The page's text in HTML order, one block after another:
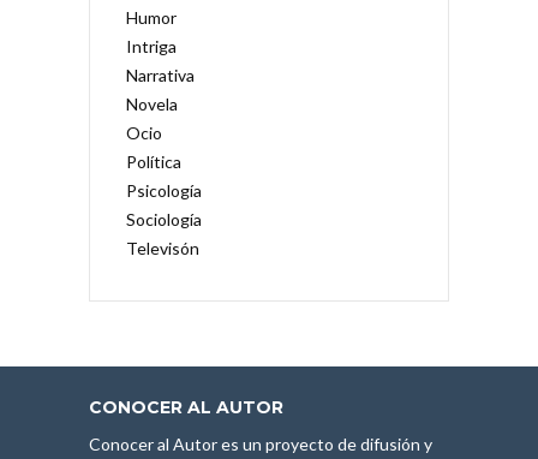
Humor
Intriga
Narrativa
Novela
Ocio
Política
Psicología
Sociología
Televisón
CONOCER AL AUTOR
Conocer al Autor es un proyecto de difusión y